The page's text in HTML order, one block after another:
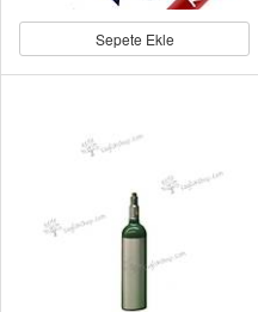
Sepete Ekle